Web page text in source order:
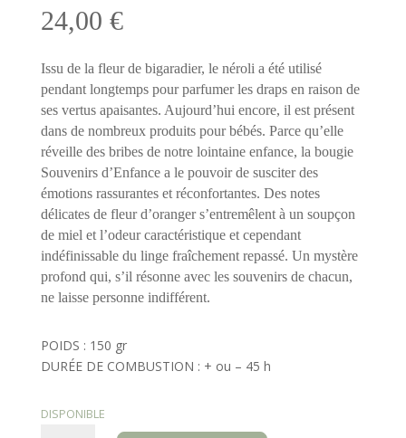
24,00 €
Issu de la fleur de bigaradier, le néroli a été utilisé
pendant longtemps pour parfumer les draps en raison de
ses vertus apaisantes. Aujourd’hui encore, il est présent
dans de nombreux produits pour bébés. Parce qu’elle
réveille des bribes de notre lointaine enfance, la bougie
Souvenirs d’Enfance a le pouvoir de susciter des
émotions rassurantes et réconfortantes. Des notes
délicates de fleur d’oranger s’entremêlent à un soupçon
de miel et l’odeur caractéristique et cependant
indéfinissable du linge fraîchement repassé. Un mystère
profond qui, s’il résonne avec les souvenirs de chacun,
ne laisse personne indifférent.
POIDS : 150 gr
DURÉE DE COMBUSTION : + ou – 45 h
DISPONIBLE